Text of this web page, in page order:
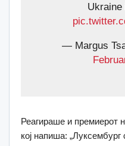
Ukraine
— Margus
Реагираше и премиерот
кој напиша: